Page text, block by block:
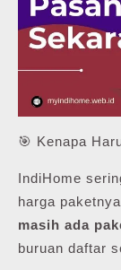
🎯 Kenapa
IndiHome
harga
masih ada
buruan daftar